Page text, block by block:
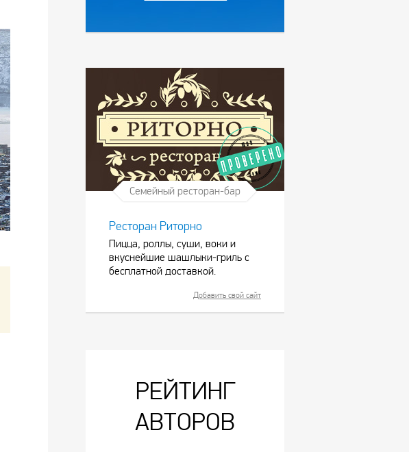
Семейный ресторан-бар
Ресторан Риторно
Пицца, роллы, суши, воки и
вкуснейшие шашлыки-гриль с
бесплатной доставкой.
Добавить свой сайт
РЕЙТИНГ
АВТОРОВ